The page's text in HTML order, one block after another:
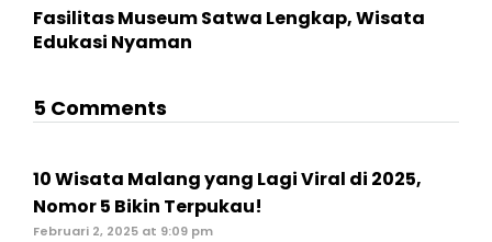
Fasilitas Museum Satwa Lengkap, Wisata
Edukasi Nyaman
5 Comments
10 Wisata Malang yang Lagi Viral di 2025,
Nomor 5 Bikin Terpukau!
Februari 2, 2025 at 9:09 pm